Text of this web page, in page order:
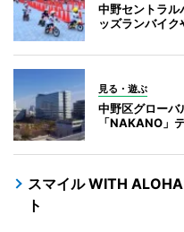
中野セントラル
ッズランバイク
見る・遊ぶ
中野区グローバ
「NAKANO」
スマイル WITH
ト